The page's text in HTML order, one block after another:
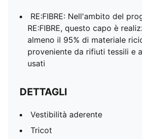
RE:FIBRE: Nell'ambito del
RE:FIBRE, questo capo è
almeno il 95% di materiale
proveniente da rifiuti tessili e
usati
DETTAGLI
Vestibilità aderente
Tricot